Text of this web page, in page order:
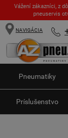
Vážení zákazníci, z
pneuservis
NAVIGÁCIA
Pneumatiky
Príslušenstvo